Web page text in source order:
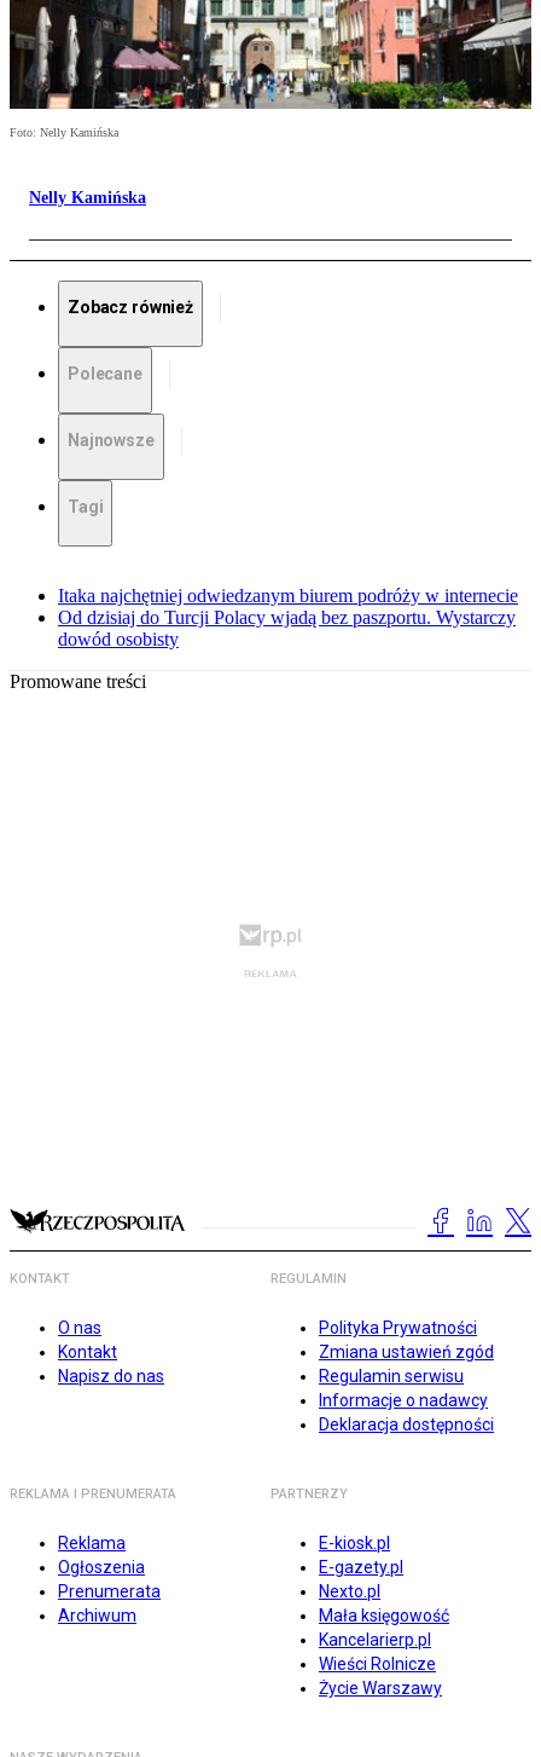
Foto: Nelly Kamińska
Nelly Kamińska
Zobacz również
Polecane
Najnowsze
Tagi
Itaka najchętniej odwiedzanym biurem podróży w internecie
Od dzisiaj do Turcji Polacy wjadą bez paszportu. Wystarczy
dowód osobisty
Promowane treści
KONTAKT
O nas
Kontakt
Napisz do nas
REGULAMIN
Polityka Prywatności
Zmiana ustawień zgód
Regulamin serwisu
Informacje o nadawcy
Deklaracja dostępności
REKLAMA I PRENUMERATA
Reklama
Ogłoszenia
Prenumerata
Archiwum
PARTNERZY
E-kiosk.pl
E-gazety.pl
Nexto.pl
Mała księgowość
Kancelarierp.pl
Wieści Rolnicze
Życie Warszawy